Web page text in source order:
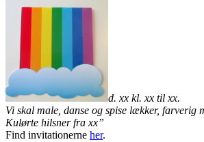
d. xx kl. xx til xx.
Vi skal male, danse og spise lækker, farverig
Kulørte hilsner fra xx”
Find invitationerne her.